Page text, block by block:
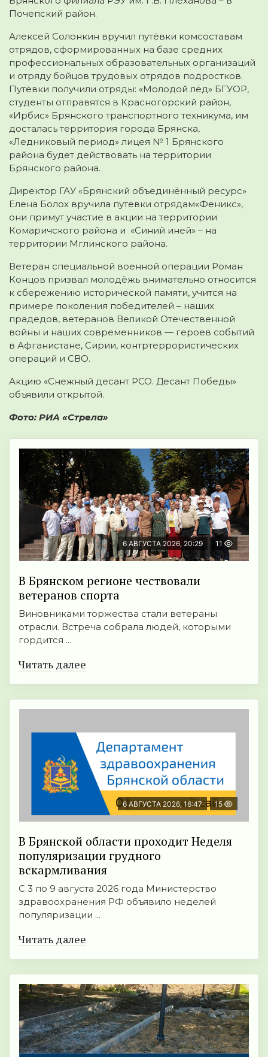
Почепский район.
Алексей Солонкин вручил путёвки комсоставам
отрядов, сформированных на базе средних
профессиональных образовательных организаций
и отряду бойцов трудовых отрядов подростков.
Путёвки получили отряды: «Молодой лёд» БГУОР,
студенты отправятся в Красногорский район,
«Ирбис» Брянского транспортного техникума, им
досталась территория города Брянска,
«Ледниковый период» лицея № 1 Брянского
района будет действовать на территории
Брянского района.
Директор ГАУ «Брянский объединённый ресурс»
Елена Болох вручила путевки отрядам«Феникс»,
они примут участие в акции на территории
Комаричского района и «Синий иней» – на
территории Мглинского района.
Ветеран специальной военной операции Роман
Концов призвал молодёжь внимательно относится
к сбережению исторической памяти, учится на
примере поколения победителей – наших
прадедов, ветеранов Великой Отечественной
войны и наших современников — героев событий
в Афганистане, Сирии, контртеррористических
операций и СВО.
Акцию «Снежный десант РСО. Десант Победы»
объявили открытой.
Фото: РИА «Стрела»
6 АВГУСТА 2026, 20:29 11
В Брянском регионе чествовали
ветеранов спорта
Виновниками торжества стали ветераны
отрасли. Встреча собрала людей, которыми
гордится ...
Читать далее
6 АВГУСТА 2026, 16:47 15
В Брянской области проходит Неделя
популяризации грудного
вскармливания
С 3 по 9 августа 2026 года Министерство
здравоохранения РФ объявило неделей
популяризации ...
Читать далее